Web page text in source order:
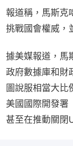
報道稱，馬斯克
挑戰國會權威，
據美媒報道，馬
政府數據庫和財
圖說服相當大比
美國國際開發署
甚至在推動關